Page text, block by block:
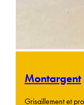
Montargent
Grisaillement et